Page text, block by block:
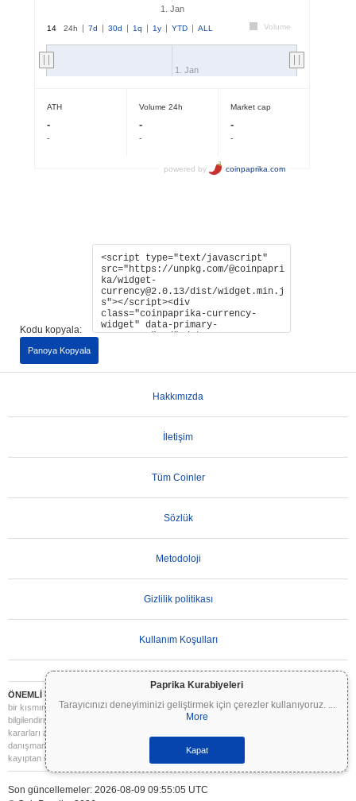
Paprika Kurabiyeleri
Tarayıcınızı deneyiminizi geliştirmek için çerezler kullanıyoruz. ...
More
Kapat
Kodu kopyala:
Panoya Kopyala
Hakkımızda
İletişim
Tüm Coinler
Sözlük
Metodoloji
Gizlilik politikası
Kullanım Koşulları
ÖNEMLİ UYARI:
bir kısmını veya tamamını kaybedebilirsiniz. Coinpaprika üzerindeki tüm bilgiler yalnızca
bilgilendirme amaçlıdır ve finansal veya yatırım tavsiyesi niteliği taşımaz. Yatırım
kararları almadan önce daima kendi araştırmanızı yapın (DYOR) ve nitelikli bir finansal
danışmana başvurun. Coinpaprika, bu bilgilerin kullanımından kaynaklanan herhangi bir
kayıptan sorumlu değildir.
Son güncellemeler: 2026-08-09 09:55:05 UTC